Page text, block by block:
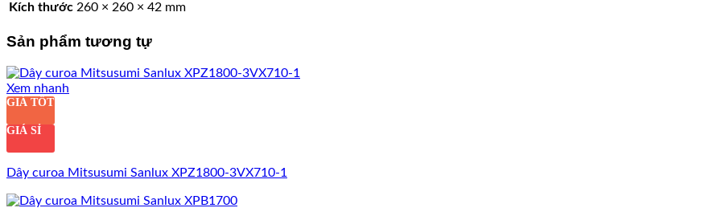
Kích thước 260 × 260 × 42 mm
Sản phẩm tương tự
Xem nhanh
GIÁ TỐT
GIÁ SỈ
Dây curoa Mitsusumi Sanlux XPZ1800-3VX710-1